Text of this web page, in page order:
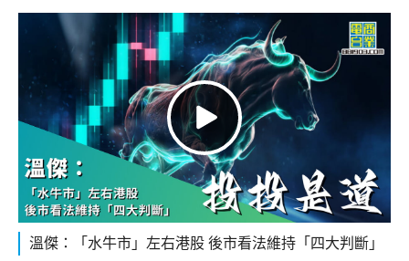
溫傑：「水牛市」左右港股 後市看法維持「四大判斷」